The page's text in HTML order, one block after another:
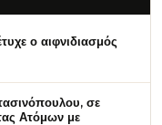
ο αιφνιδιασμός
σε
Ατόμων με